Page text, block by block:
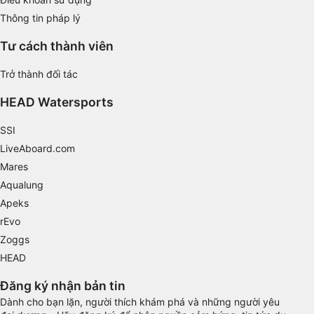
Thông tin pháp lý
Tư cách thành viên
Trở thành đối tác
HEAD Watersports
SSI
LiveAboard.com
Mares
Aqualung
Apeks
rEvo
Zoggs
HEAD
Đăng ký nhận bản tin
Dành cho bạn lặn, người thích khám phá và những người yêu
Use limited data to select content
IAB Special Features:
Use precise geolocation data
Identify devices based on information
actively requested
Non-IAB processing purposes:
Necessary
Performance
Advertising